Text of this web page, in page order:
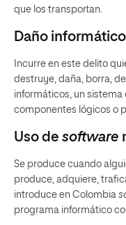
que los transportan.
Daño informático
Incurre en este delito
destruye, daña, borra,
informáticos, un
componentes lógicos o
Uso de software
Se produce cuando
produce, adquiere,
introduce en Colombia
programa informático